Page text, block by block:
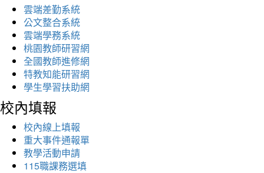
雲端差勤系統
公文整合系統
雲端學務系統
桃園教師研習網
全國教師進修網
特教知能研習網
學生學習扶助網
校內填報
校內線上填報
重大事件通報單
教學活動申請
115職課務選填